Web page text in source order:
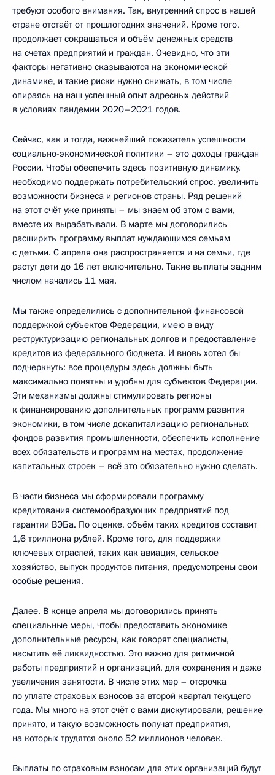
требуют особого внимания. Так, внутренний спрос в нашей
стране отстаёт от прошлогодних значений. Кроме того,
продолжает сокращаться и объём денежных средств
на счетах предприятий и граждан. Очевидно, что эти
факторы негативно сказываются на экономической
динамике, и такие риски нужно снижать, в том числе
опираясь на наш успешный опыт адресных действий
в условиях пандемии 2020–2021 годов.
Сейчас, как и тогда, важнейший показатель успешности
социально-экономической политики – это доходы граждан
России. Чтобы обеспечить здесь позитивную динамику,
необходимо поддержать потребительский спрос, увеличить
возможности бизнеса и регионов страны. Ряд решений
на этот счёт уже приняты – мы знаем об этом с вами,
вместе их вырабатывали. В марте мы договорились
расширить программу выплат нуждающимся семьям
с детьми. С апреля она распространяется и на семьи, где
растут дети до 16 лет включительно. Такие выплаты задним
числом начались 11 мая.
Мы также определились с дополнительной финансовой
поддержкой субъектов Федерации, имею в виду
реструктуризацию региональных долгов и предоставление
кредитов из федерального бюджета. И вновь хотел бы
подчеркнуть: все процедуры здесь должны быть
максимально понятны и удобны для субъектов Федерации.
Эти механизмы должны стимулировать регионы
к финансированию дополнительных программ развития
экономики, в том числе докапитализацию региональных
фондов развития промышленности, обеспечить исполнение
всех обязательств и программ на местах, продолжение
капитальных строек – всё это обязательно нужно сделать.
В части бизнеса мы сформировали программу
кредитования системообразующих предприятий под
гарантии ВЭБа. По оценке, объём таких кредитов составит
1,6 триллиона рублей. Кроме того, для поддержки
ключевых отраслей, таких как авиация, сельское
хозяйство, выпуск продуктов питания, предусмотрены свои
особые решения.
Далее. В конце апреля мы договорились принять
специальные меры, чтобы предоставить экономике
дополнительные ресурсы, как говорят специалисты,
насытить её ликвидностью. Это важно для ритмичной
работы предприятий и организаций, для сохранения и даже
увеличения занятости. В числе этих мер – отсрочка
по уплате страховых взносов за второй квартал текущего
года. Мы много на этот счёт с вами дискутировали, решение
принято, и такую возможность получат предприятия,
на которых трудятся около 52 миллионов человек.
Выплаты по страховым взносам для этих организаций будут